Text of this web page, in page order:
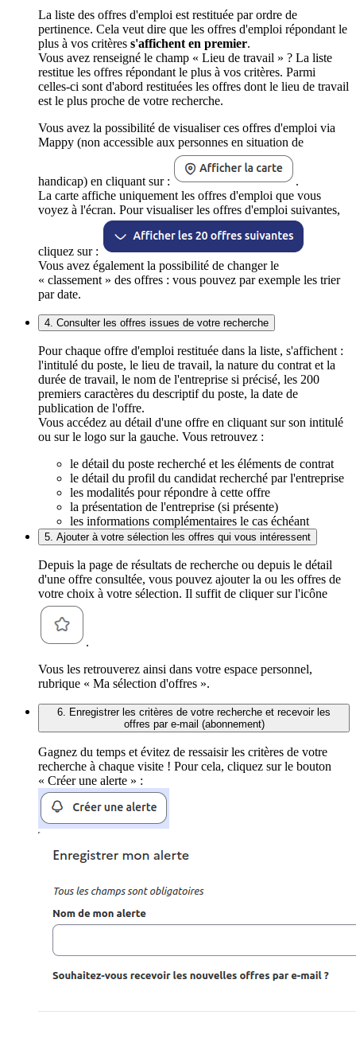
La liste des offres d'emploi est restituée par ordre de
pertinence. Cela veut dire que les offres d'emploi répondant le
plus à vos critères s'affichent en premier.
Vous avez renseigné le champ « Lieu de travail » ? La liste
restitue les offres répondant le plus à vos critères. Parmi
celles-ci sont d'abord restituées les offres dont le lieu de travail
est le plus proche de votre recherche.
Vous avez la possibilité de visualiser ces offres d'emploi via
Mappy (non accessible aux personnes en situation de
handicap) en cliquant sur :
.
La carte affiche uniquement les offres d'emploi que vous
voyez à l'écran. Pour visualiser les offres d'emploi suivantes,
cliquez sur :
Vous avez également la possibilité de changer le
« classement » des offres : vous pouvez par exemple les trier
par date.
4. Consulter les offres issues de votre recherche
Pour chaque offre d'emploi restituée dans la liste, s'affichent :
l'intitulé du poste, le lieu de travail, la nature du contrat et la
durée de travail, le nom de l'entreprise si précisé, les 200
premiers caractères du descriptif du poste, la date de
publication de l'offre.
Vous accédez au détail d'une offre en cliquant sur son intitulé
ou sur le logo sur la gauche. Vous retrouvez :
le détail du poste recherché et les éléments de contrat
le détail du profil du candidat recherché par l'entreprise
les modalités pour répondre à cette offre
la présentation de l'entreprise (si présente)
les informations complémentaires le cas échéant
5. Ajouter à votre sélection les offres qui vous intéressent
Depuis la page de résultats de recherche ou depuis le détail
d'une offre consultée, vous pouvez ajouter la ou les offres de
votre choix à votre sélection. Il suffit de cliquer sur l'icône
.
Vous les retrouverez ainsi dans votre espace personnel,
rubrique « Ma sélection d'offres ».
6. Enregistrer les critères de votre recherche et recevoir les
offres par e-mail (abonnement)
Gagnez du temps et évitez de ressaisir les critères de votre
recherche à chaque visite ! Pour cela, cliquez sur le bouton
« Créer une alerte » :